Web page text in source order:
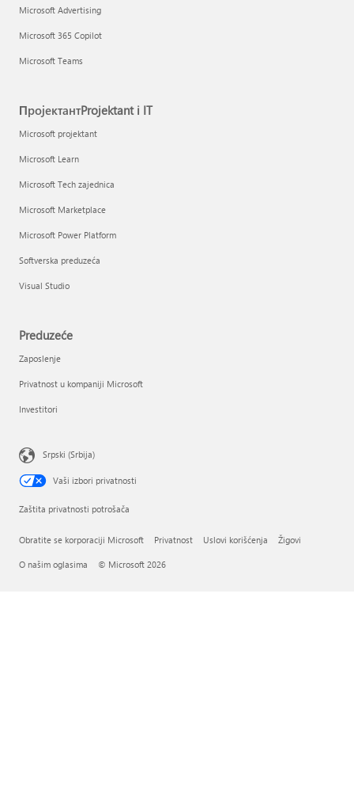
Microsoft Advertising
Microsoft 365 Copilot
Microsoft Teams
ПројектантProjektant i IT
Microsoft projektant
Microsoft Learn
Microsoft Tech zajednica
Microsoft Marketplace
Microsoft Power Platform
Softverska preduzeća
Visual Studio
Preduzeće
Zaposlenje
Privatnost u kompaniji Microsoft
Investitori
Srpski (Srbija)
Vaši izbori privatnosti
Zaštita privatnosti potrošača
Obratite se korporaciji Microsoft Privatnost Uslovi korišćenja Žigovi
O našim oglasima © Microsoft 2026